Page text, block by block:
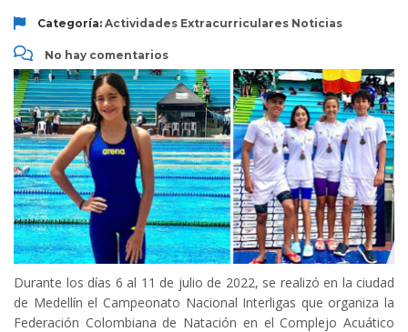
Categoría: Actividades Extracurriculares Noticias
No hay comentarios
Durante los días 6 al 11 de julio de 2022, se realizó en la ciudad
de Medellín el Campeonato Nacional Interligas que organiza la
Federación Colombiana de Natación en el Complejo Acuático